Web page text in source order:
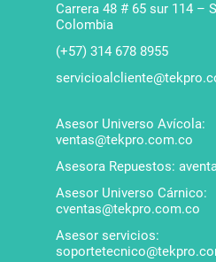
Carrera 48 # 65 sur 114 –
Colombia
(+57) 314 678 8955
Asesor Universo Avícola:
ventas@tekpro.com.co
Asesora Repuestos:
Asesor Universo Cárnico:
cventas@tekpro.com.co
Asesor servicios: